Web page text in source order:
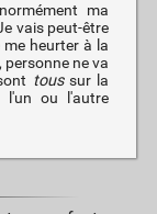
ma
vais peut-être
heurter à la
ne va
toussur la
l'un ou l'autre